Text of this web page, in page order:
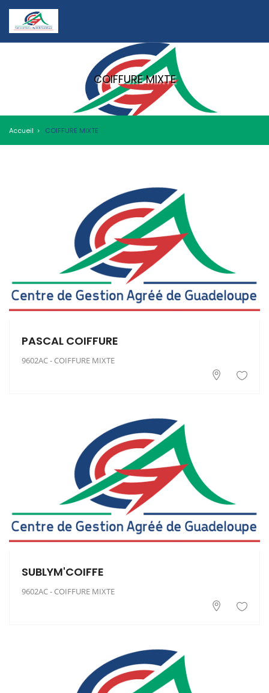
COIFFURE MIXTE
Accueil COIFFURE MIXTE
PASCAL COIFFURE
9602AC - COIFFURE MIXTE
SUBLYM'COIFFE
9602AC - COIFFURE MIXTE